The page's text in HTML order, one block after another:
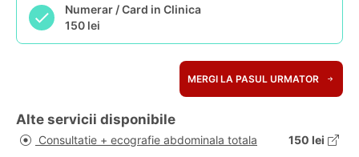
Numerar / Card in Clinica
150 lei
MERGI LA PASUL URMATOR
Alte servicii disponibile
Consultatie + ecografie abdominala totala
150 lei